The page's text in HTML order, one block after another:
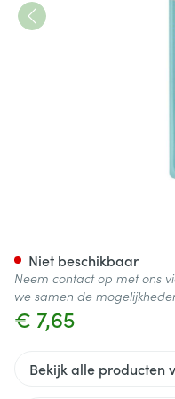
€ 7,65
Niet beschikbaar
Neem contact op met ons
we samen de
Bekijk alle producten